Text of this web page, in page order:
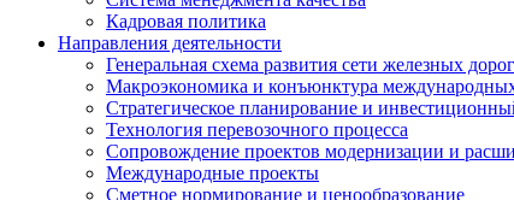
Кадровая политика
Направления деятельности
Генеральная схема развития сети железных
Макроэкономика и конъюнктура
Стратегическое планирование и
Технология перевозочного процесса
Сопровождение проектов модернизации и
Международные проекты
Сметное нормирование и ценообразование